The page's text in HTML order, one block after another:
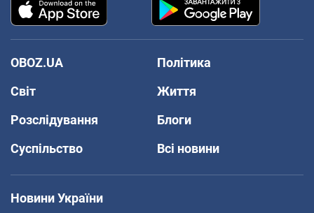
OBOZ.UA
Політика
Світ
Життя
Розслідування
Блоги
Суспільство
Всі новини
Новини України